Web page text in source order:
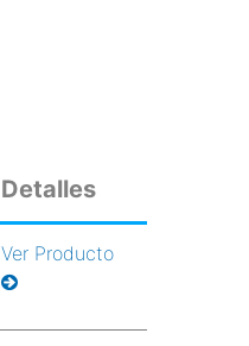
Detalles
Ver Producto